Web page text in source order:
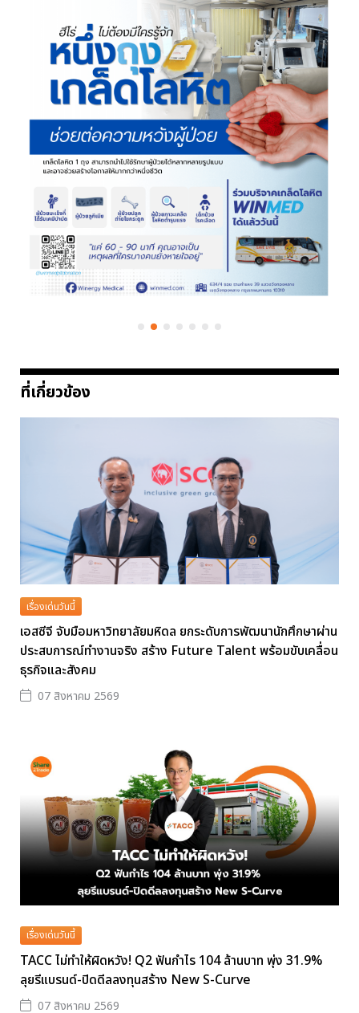
ที่เกี่ยวข้อง
เรื่องเด่นวันนี้
เอสซีจี จับมือมหาวิทยาลัยมหิดล ยกระดับการพัฒนานักศึกษาผ่าน
ประสบการณ์ทำงานจริง สร้าง Future Talent พร้อมขับเคลื่อน
ธุรกิจและสังคม
07 สิงหาคม 2569
เรื่องเด่นวันนี้
TACC ไม่ทำให้ผิดหวัง! Q2 ฟันกำไร 104 ล้านบาท พุ่ง 31.9%
ลุยรีแบรนด์-ปิดดีลลงทุนสร้าง New S-Curve
07 สิงหาคม 2569